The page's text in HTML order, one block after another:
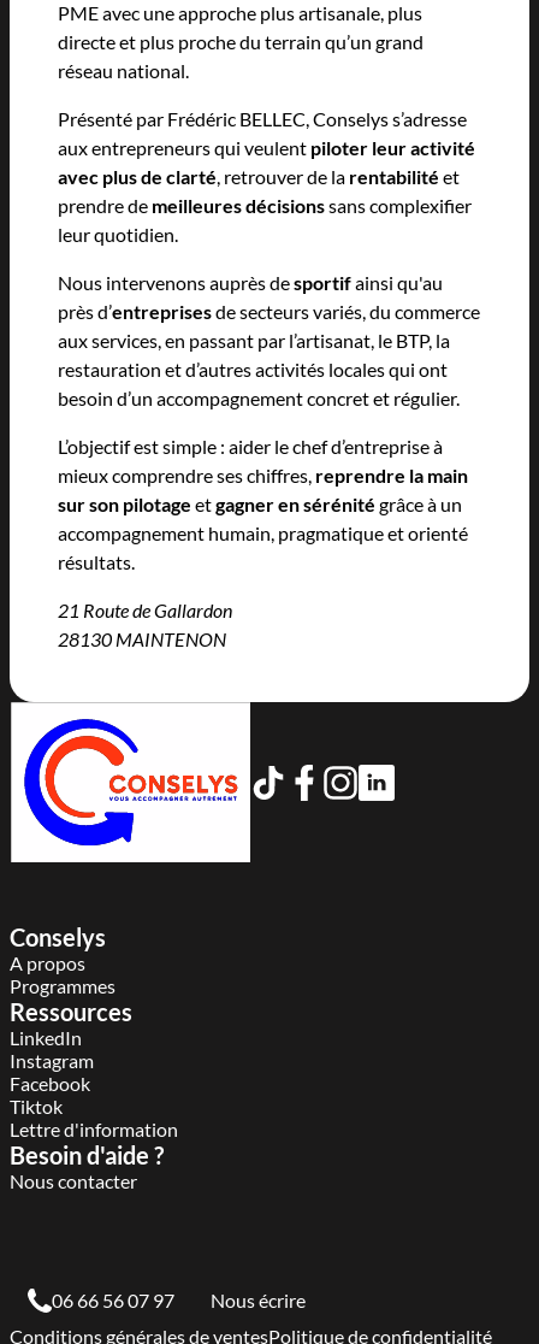
PME avec une approche plus artisanale, plus
directe et plus proche du terrain qu’un grand
réseau national.
Présenté par Frédéric BELLEC, Conselys s’adresse
aux entrepreneurs qui veulent piloter leur activité
avec plus de clarté, retrouver de la rentabilité et
prendre de meilleures décisionssans complexifier
leur quotidien.
Nous intervenons auprès desportifainsi qu'au
près d’entreprisesde secteurs variés, du commerce
aux services, en passant par l’artisanat, le BTP, la
restauration et d’autres activités locales qui ont
besoin d’un accompagnement concret et régulier.
L’objectif est simple : aider le chef d’entreprise à
mieux comprendre ses chiffres, reprendre la main
sur son pilotage etgagner en sérénité grâce à un
accompagnement humain, pragmatique et orienté
résultats.
21 Route de Gallardon
28130 MAINTENON
Conselys
A propos
Programmes
Ressources
LinkedIn
Instagram
Facebook
Tiktok
Lettre d'information
Besoin d'aide ?
Nous contacter
06 66 56 07 97
Nous écrire
Conditions générales de ventesPolitique de confidentialité